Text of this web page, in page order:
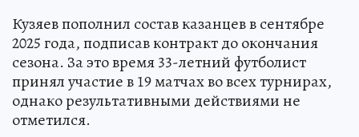
Кузяев пополнил состав казанцев в сентябре
2025 года, подписав контракт до окончания
сезона. За это время 33-летний футболист
принял участие в 19 матчах во всех турнирах,
однако результативными действиями не
отметился.